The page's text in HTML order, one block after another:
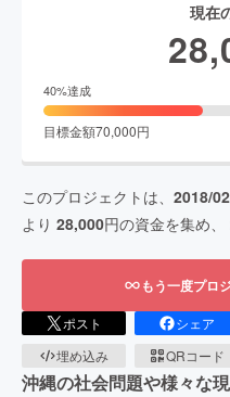
現在
40%達成
目標金額70,000円
このプロジェクトは、 2018/
より 28,000円の資金を集め、
もう一度プロ
ポスト シェア
埋め込み
QRコード
沖縄の社会問題や様々な